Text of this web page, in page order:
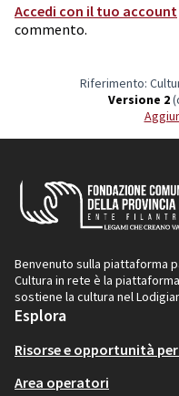
Accedi con il tuo account
commento.
Riferimento:
Versione 2
Benvenuto sulla piattaforma
Cultura in rete è la
sostiene la cultura nel
Esplora
Risorse e opportunità
Area operatori